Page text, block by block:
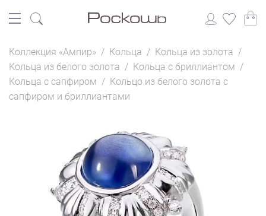
Коллекция «Ампир» / Кольца / Кольца из золота /
Кольца из белого золота / Кольца с бриллиантом /
Кольца с сапфиром / Кольцо из белого золота с
сапфиром и бриллиантами